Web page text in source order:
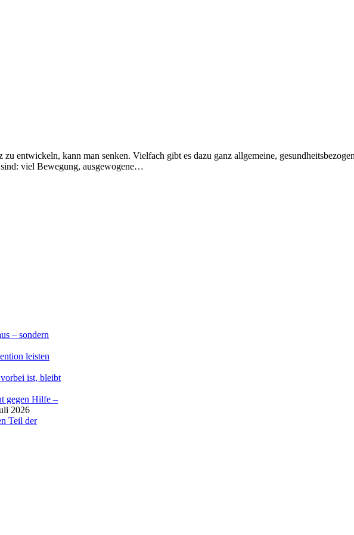
entwickeln, kann man senken. Vielfach gibt es dazu ganz allgemeine,
viel Bewegung, ausgewogene…
– sondern
leisten
ist, bleibt
gegen Hilfe –
2026
Teil der